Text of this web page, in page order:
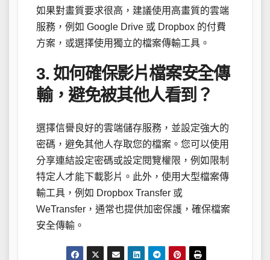
如果對畫質要求很高，建議使用高畫質的雲端
服務，例如 Google Drive 或 Dropbox 的付費
方案，或選擇使用獨立的檔案傳輸工具。
3. 如何確保影片檔案安全傳
輸，避免被其他人看到？
選擇信譽良好的雲端儲存服務，並設定強大的
密碼，避免其他人存取您的檔案。您可以使用
分享連結設定密碼或設定閱覽權限，例如限制
特定人才能下載影片。此外，使用大型檔案傳
輸工具，例如 Dropbox Transfer 或
WeTransfer，通常也提供加密保護，確保檔案
安全傳輸。